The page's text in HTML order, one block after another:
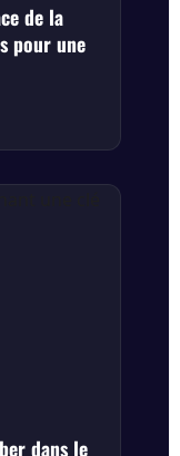
de la
pour une
dans le